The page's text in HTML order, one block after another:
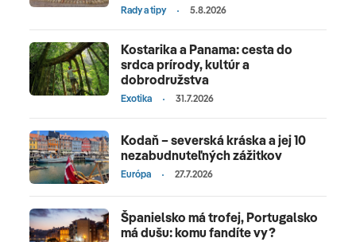
Rady a tipy 5.8.2026
Kostarika a Panama: cesta do
srdca prírody, kultúr a
dobrodružstva
Exotika 31.7.2026
Kodaň – severská kráska a jej 10
nezabudnuteľných zážitkov
Európa 27.7.2026
Španielsko má trofej, Portugalsko
má dušu: komu fandíte vy?